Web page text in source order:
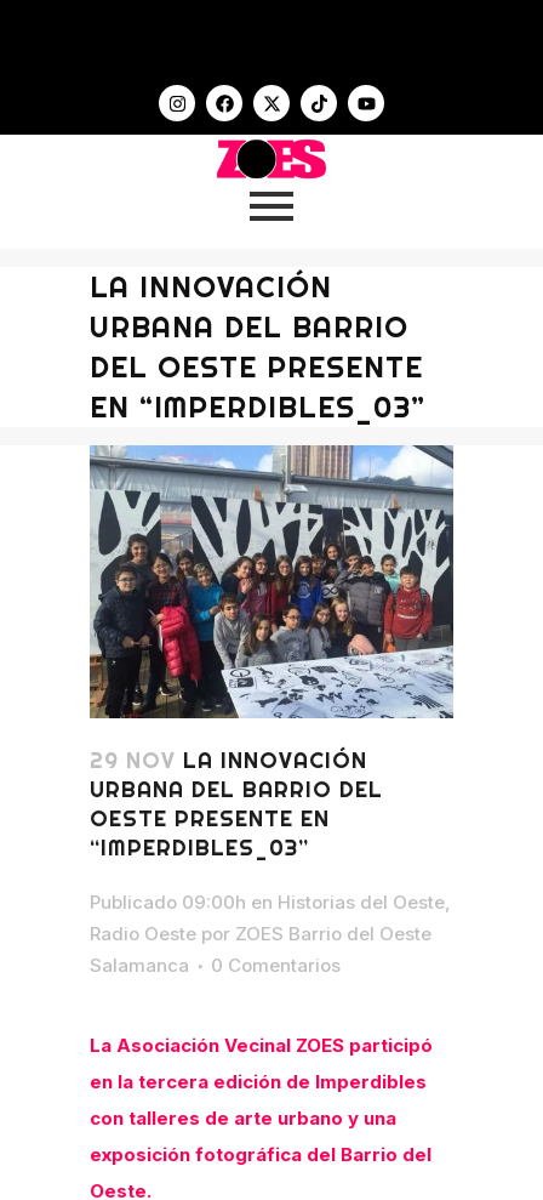
LA INNOVACIÓN
URBANA DEL BARRIO
DEL OESTE PRESENTE
EN “IMPERDIBLES_03”
29 NOV LA INNOVACIÓN
URBANA DEL BARRIO DEL
OESTE PRESENTE EN
“IMPERDIBLES_03”
Publicado 09:00h en Historias del Oeste,
Radio Oeste por ZOES Barrio del Oeste
Salamanca
0 Comentarios
La Asociación Vecinal ZOES participó
en la tercera edición de Imperdibles
con talleres de arte urbano y una
exposición fotográfica del Barrio del
Oeste.